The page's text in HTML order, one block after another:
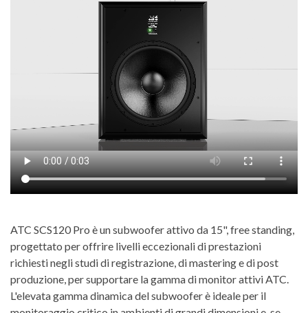
ATC SCS120 Pro è un subwoofer attivo da 15", free standing,
progettato per offrire livelli eccezionali di prestazioni
richiesti negli studi di registrazione, di mastering e di post
produzione, per supportare la gamma di monitor attivi ATC.
L'elevata gamma dinamica del subwoofer è ideale per il